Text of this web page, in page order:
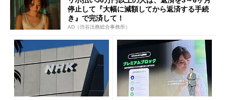
停止して『大幅に減額してから返済する手続
き』で完済して！
AD（渋谷法務総合事務所）